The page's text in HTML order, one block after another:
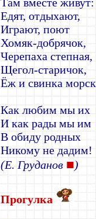
Едят, отдыхают,
Играют, поют
Хомяк-добрячок,
Черепаха степная,
Щегол-старичок,
Ёж и свинка
Как любим мы их
И как рады мы им
В обиду родных
Никому не дадим!
(Е. Груданов ■)
Прогулка